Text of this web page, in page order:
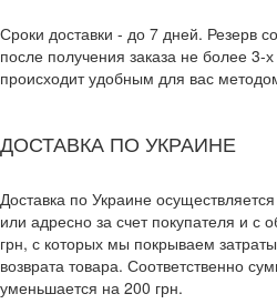
Сроки доставки - до 7 дней. Резерв
после получения заказа не более 3-
происходит удобным для вас
ДОСТАВКА ПО УКРАИНЕ
Доставка по Украине
или адресно за счет покупателя и с
грн, с которых мы покрываем
возврата товара. Соответственно
уменьшается на 200 грн.